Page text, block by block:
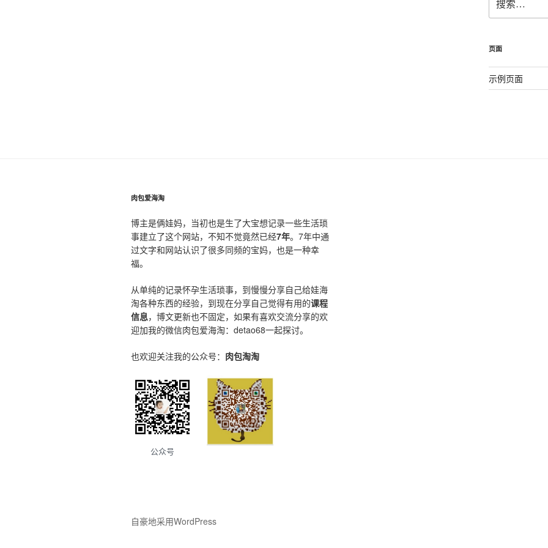
索：
页面
示例页面
肉包爱海淘
博主是俩娃妈，当初也是生了大宝想记录一些生活琐
事建立了这个网站，不知不觉竟然已经7年。7年中通
过文字和网站认识了很多同频的宝妈，也是一种幸
福。
从单纯的记录怀孕生活琐事，到慢慢分享自己给娃海
淘各种东西的经验，到现在分享自己觉得有用的课程
信息，博文更新也不固定，如果有喜欢交流分享的欢
迎加我的微信肉包爱海淘：detao68一起探讨。
也欢迎关注我的公众号： 肉包淘淘
公众号
自豪地采用WordPress